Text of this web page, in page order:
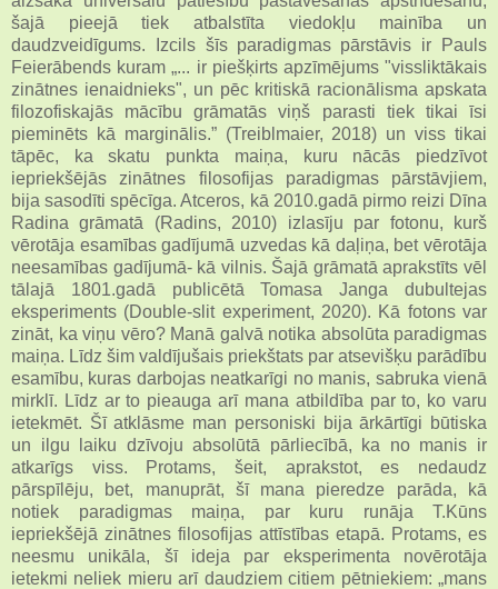
šajā pieejā tiek atbalstīta viedokļu mainība un
daudzveidīgums. Izcils šīs paradigmas pārstāvis ir Pauls
Feierābends kuram „... ir piešķirts apzīmējums "vissliktākais
zinātnes ienaidnieks", un pēc kritiskā racionālisma apskata
filozofiskajās mācību grāmatās viņš parasti tiek tikai īsi
pieminēts kā marginālis.” (Treiblmaier, 2018) un viss tikai
tāpēc, ka skatu punkta maiņa, kuru nācās piedzīvot
iepriekšējās zinātnes filosofijas paradigmas pārstāvjiem,
bija sasodīti spēcīga. Atceros, kā 2010.gadā pirmo reizi Dīna
Radina grāmatā (Radins, 2010) izlasīju par fotonu, kurš
vērotāja esamības gadījumā uzvedas kā daļiņa, bet vērotāja
neesamības gadījumā- kā vilnis. Šajā grāmatā aprakstīts vēl
tālajā 1801.gadā publicētā Tomasa Janga dubultejas
eksperiments (Double-slit experiment, 2020). Kā fotons var
zināt, ka viņu vēro? Manā galvā notika absolūta paradigmas
maiņa. Līdz šim valdījušais priekštats par atsevišķu parādību
esamību, kuras darbojas neatkarīgi no manis, sabruka vienā
mirklī. Līdz ar to pieauga arī mana atbildība par to, ko varu
ietekmēt. Šī atklāsme man personiski bija ārkārtīgi būtiska
un ilgu laiku dzīvoju absolūtā pārliecībā, ka no manis ir
atkarīgs viss. Protams, šeit, aprakstot, es nedaudz
pārspīlēju, bet, manuprāt, šī mana pieredze parāda, kā
notiek paradigmas maiņa, par kuru runāja T.Kūns
iepriekšējā zinātnes filosofijas attīstības etapā. Protams, es
neesmu unikāla, šī ideja par eksperimenta novērotāja
ietekmi neliek mieru arī daudziem citiem pētniekiem: „mans